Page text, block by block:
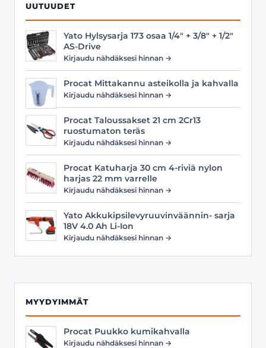
UUTUUDET
Yato Hylsysarja 173 osaa 1/4" + 3/8" + 1/2"
AS-Drive
Kirjaudu nähdäksesi hinnan →
Procat Mittakannu asteikolla ja kahvalla
Kirjaudu nähdäksesi hinnan →
Procat Taloussakset 21 cm 2Cr13
ruostumaton teräs
Kirjaudu nähdäksesi hinnan →
Procat Katuharja 30 cm 4-riviä nylon
harjas 22 mm varrelle
Kirjaudu nähdäksesi hinnan →
Yato Akkukipsilevyruuvinväännin- sarja
18V 4.0 Ah Li-Ion
Kirjaudu nähdäksesi hinnan →
MYYDYIMMÄT
Procat Puukko kumikahvalla
Kirjaudu nähdäksesi hinnan →